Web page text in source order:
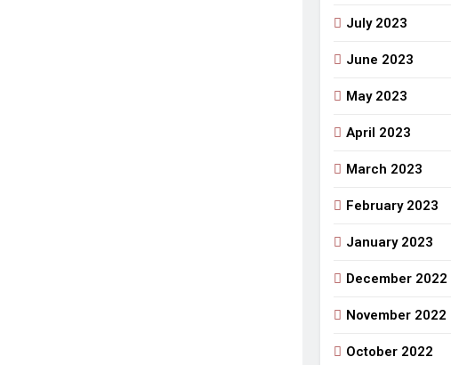
July 2023
June 2023
May 2023
April 2023
March 2023
February 2023
January 2023
December 2022
November 2022
October 2022